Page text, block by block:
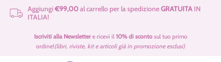
Passa al contenuto principale
Aggiungi€99,00al carrello per la spedizioneGRATUITA IN
ITALIA!
Idee Regalo 🎁
Offerte Filati 🧶
Iscriviti alla Newslettere ricevi il 10% di sconto sul tuo primo
ordine!(libri, riviste, kit e articoli già in promozione esclusi)